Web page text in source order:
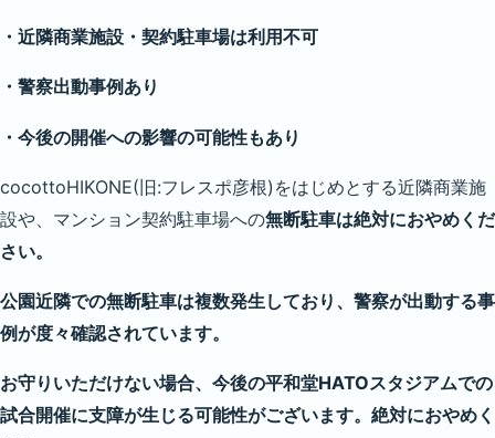
・近隣商業施設・契約駐車場は利用不可
・警察出動事例あり
・今後の開催への影響の可能性もあり
cocottoHIKONE(旧:フレスポ彦根)をはじめとする近隣商業施
設や、マンション契約駐車場への無断駐車は絶対におやめくだ
さい。
公園近隣での無断駐車は複数発生しており、警察が出動する事
例が度々確認されています。
お守りいただけない場合、今後の平和堂HATOスタジアムでの
試合開催に支障が生じる可能性がございます。絶対におやめく